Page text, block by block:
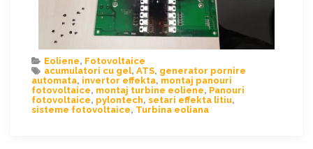
Eoliene, Fotovoltaice
acumulatori cu gel, ATS, generator pornire
automata, invertor effekta, montaj panouri
fotovoltaice, montaj turbine eoliene, Panouri
fotovoltaice, pylontech, setari effekta litiu,
sisteme fotovoltaice, Turbina eoliana